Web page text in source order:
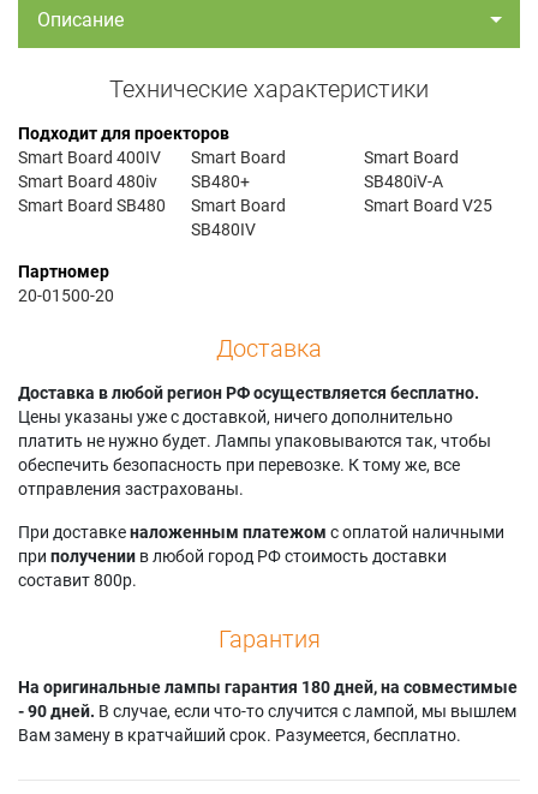
Описание
Технические характеристики
Подходит для проекторов
Smart Board 400IV
Smart Board 480iv
Smart Board SB480
Smart Board
SB480+
Smart Board
SB480IV
Smart Board
SB480iV-A
Smart Board V25
Партномер
20-01500-20
Доставка
Доставка в любой регион РФ осуществляется бесплатно.
Цены указаны уже с доставкой, ничего дополнительно
платить не нужно будет. Лампы упаковываются так, чтобы
обеспечить безопасность при перевозке. К тому же, все
отправления застрахованы.
При доставкеналоженным платежом с оплатой наличными
при получении в любой город РФ стоимость доставки
составит 800р.
Гарантия
На оригинальные лампы гарантия 180 дней, на совместимые
- 90 дней. В случае, если что-то случится с лампой, мы вышлем
Вам замену в кратчайший срок. Разумеется, бесплатно.